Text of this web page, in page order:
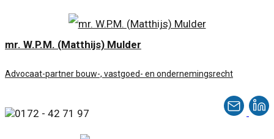
mr. W.P.M. (Matthijs) Mulder
Advocaat-partner bouw-, vastgoed- en ondernemingsrecht
0172 - 42 71 97